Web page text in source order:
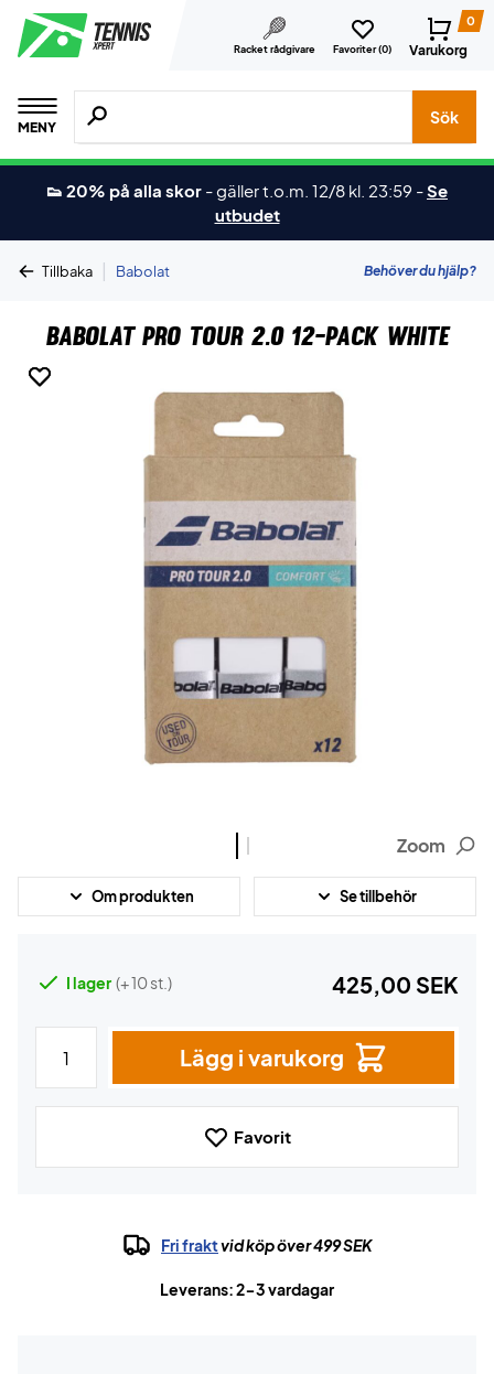
Racket rådgivare Favoriter (0)
0
Varukorg
MENY
Sök efter produkter, märken osv.
Sök
👟 20% på alla skor -gäller t.o.m. 12/8 kl. 23:59 -Se
utbudet
Tillbaka | Babolat Behöver du hjälp?
Babolat Pro Tour 2.0 12-Pack White
Zoom
Om produkten Se tillbehör
I lager (+ 10 st.) 425,00 SEK
Lägg i varukorg
Favorit
Fri fraktvid köp över 499 SEK
Leverans: 2-3 vardagar